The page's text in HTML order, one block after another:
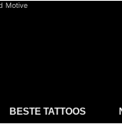
Motive
BESTE TATTOOS